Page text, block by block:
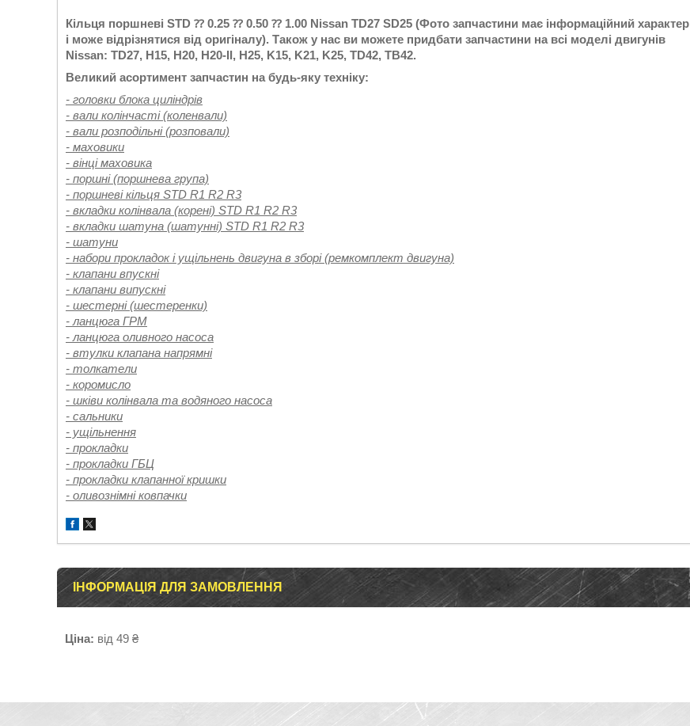
Кільця поршневі STD ⁇ 0.25 ⁇ 0.50 ⁇ 1.00 Nissan TD27 SD25 (Фото запчастини має інформаційний характер
і може відрізнятися від оригіналу). Також у нас ви можете придбати запчастини на всі моделі двигунів
Nissan: TD27, H15, H20, H20-II, H25, K15, K21, K25, TD42, TB42.
Великий асортимент запчастин на будь-яку техніку:
- головки блока циліндрів
- вали колінчасті (коленвали)
- вали розподільні (розповали)
- маховики
- вінці маховика
- поршні (поршнева група)
- поршневі кільця STD R1 R2 R3
- вкладки колінвала (корені) STD R1 R2 R3
- вкладки шатуна (шатунні) STD R1 R2 R3
- шатуни
- набори прокладок і ущільнень двигуна в зборі (ремкомплект двигуна)
- клапани впускні
- клапани випускні
- шестерні (шестеренки)
- ланцюга ГРМ
- ланцюга оливного насоса
- втулки клапана напрямні
- толкатели
- коромисло
- шківи колінвала та водяного насоса
- сальники
- ущільнення
- прокладки
- прокладки ГБЦ
- прокладки клапанної кришки
- оливознімні ковпачки
ІНФОРМАЦІЯ ДЛЯ ЗАМОВЛЕННЯ
Ціна: від 49 ₴